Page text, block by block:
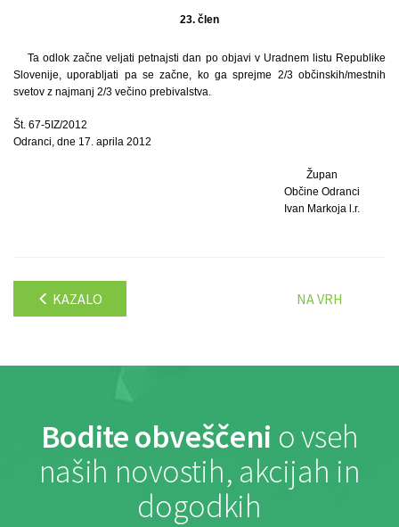
23. člen
Ta odlok začne veljati petnajsti dan po objavi v Uradnem listu Republike
Slovenije, uporabljati pa se začne, ko ga sprejme 2/3 občinskih/mestnih
svetov z najmanj 2/3 večino prebivalstva.
Št. 67-5IZ/2012
Odranci, dne 17. aprila 2012
Župan
Občine Odranci
Ivan Markoja l.r.
KAZALO NA VRH
Bodite obveščeni o vseh
naših novostih, akcijah in
dogodkih